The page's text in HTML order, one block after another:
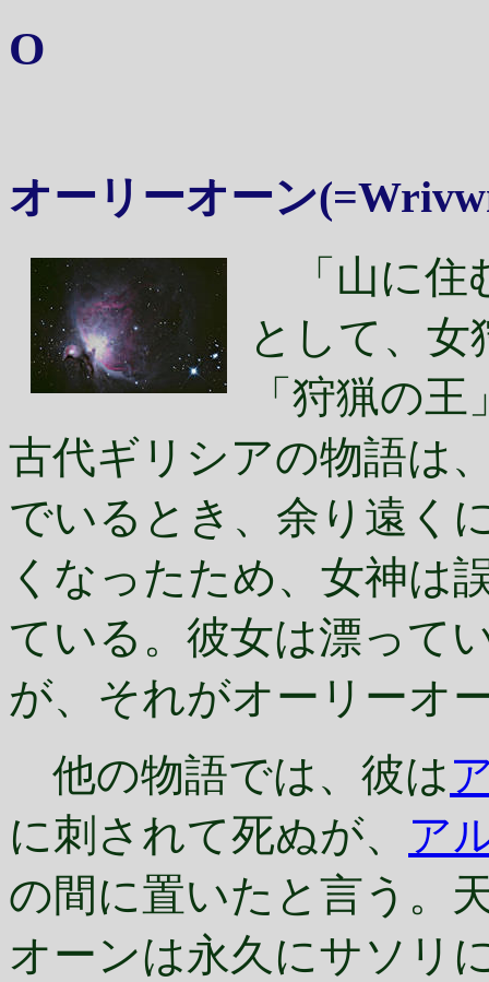
O
オーリーオーン(
「山に住
として、女
「狩猟の
古代ギリシアの物語は
でいるとき、余り遠く
くなったため、女神は
ている。彼女は漂って
が、それがオーリーオ
他の物語では、彼は
に刺されて死ぬが、 ア
の間に置いたと言う。
オーンは永久にサソリ